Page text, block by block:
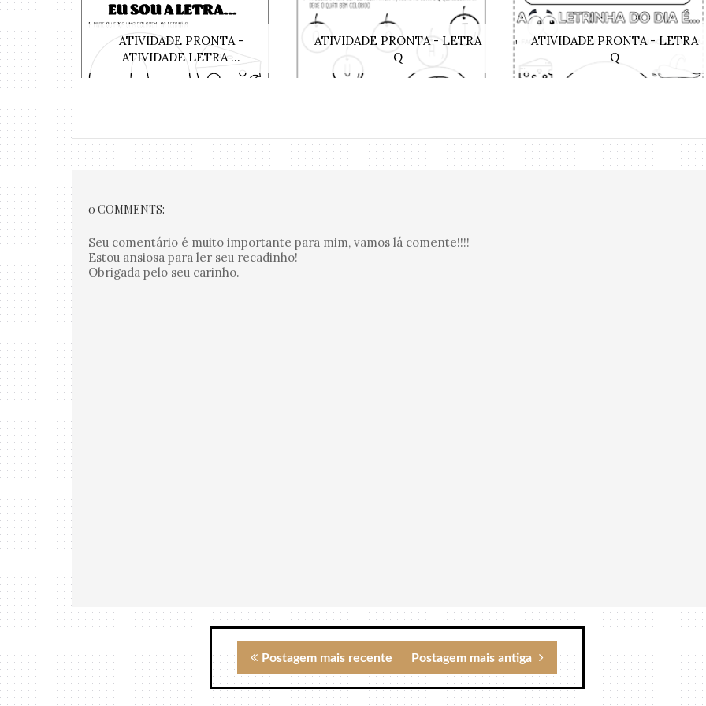
ATIVIDADE PRONTA -
ATIVIDADE LETRA ...
ATIVIDADE PRONTA - LETRA
Q
ATIVIDADE PRONTA - LETRA
Q
0 COMMENTS:
Seu comentário é muito importante para mim, vamos lá comente!!!!
Estou ansiosa para ler seu recadinho!
Obrigada pelo seu carinho.
Postagem mais recente Postagem mais antiga